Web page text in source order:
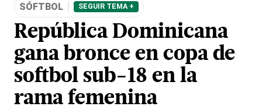
SÓFTBOL SEGUIR TEMA +
República Dominicana
gana bronce en copa de
softbol sub-18 en la
rama femenina